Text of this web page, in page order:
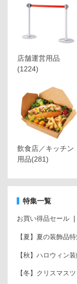
店舗運営用品
(1224)
飲食店／キッチン
用品(281)
特集一覧
お買い得品セール
【夏】夏の装飾品
【秋】ハロウィン
【冬】クリスマス